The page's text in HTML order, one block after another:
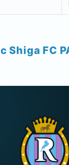
Shiga FC